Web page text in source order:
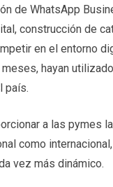
de WhatsApp
construcción de
en el entorno
hayan
país.
a las pymes
como
vez más dinámico.